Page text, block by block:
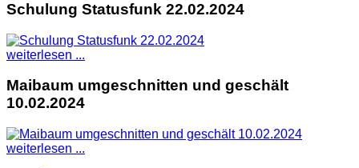
Schulung Statusfunk 22.02.2024
weiterlesen ...
Maibaum umgeschnitten und geschält
10.02.2024
weiterlesen ...